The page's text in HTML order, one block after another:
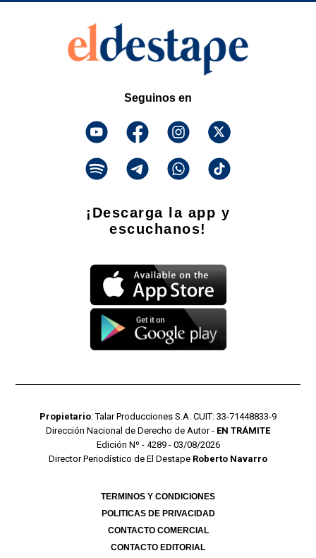
Seguinos en
¡Descarga la app y
escuchanos!
Propietario: Talar Producciones S.A. CUIT: 33-71448833-9
Dirección Nacional de Derecho de Autor - EN TRÁMITE
Edición Nº - 4289 - 03/08/2026
Director Periodístico de El Destape Roberto Navarro
TERMINOS Y CONDICIONES
POLITICAS DE PRIVACIDAD
CONTACTO COMERCIAL
CONTACTO EDITORIAL